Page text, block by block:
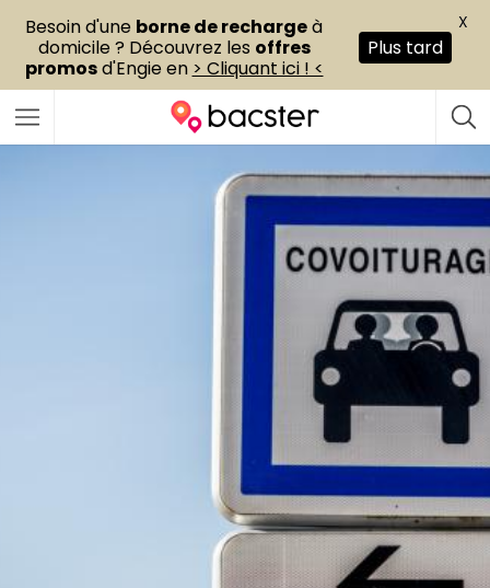
Besoin d'une borne de rechargeà
domicile ? Découvrez les offres
promosd'Engie en > Cliquant ici ! <
Plus tard
X